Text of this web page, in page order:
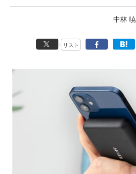
中林 暁
リスト